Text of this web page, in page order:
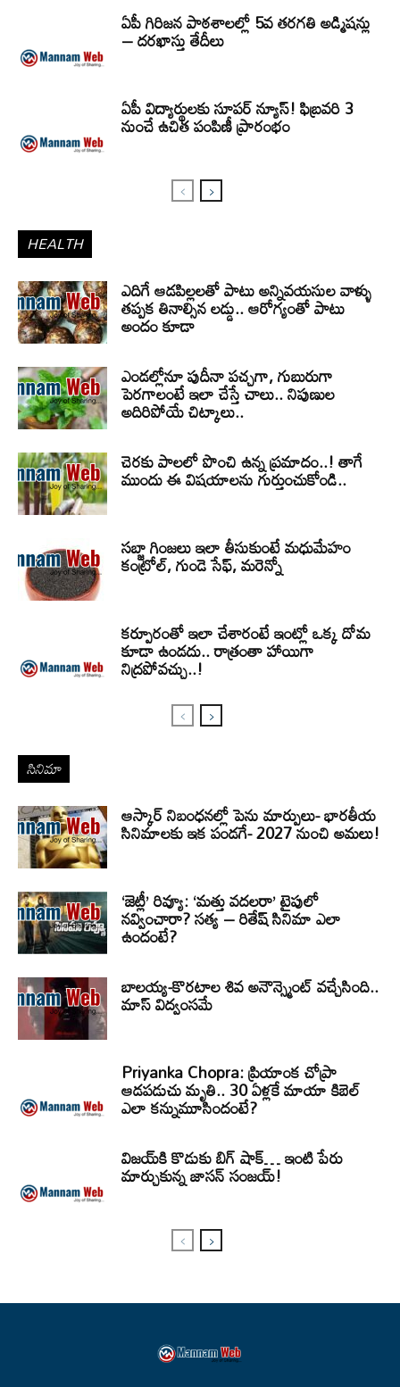
ఏపీ గిరిజన పాఠశాలల్లో 5వ తరగతి అడ్మిషన్లు
– దరఖాస్తు తేదీలు
ఏపీ విద్యార్థులకు సూపర్ న్యూస్! ఫిబ్రవరి 3
నుంచే ఉచిత పంపిణీ ప్రారంభం
HEALTH
ఎదిగే ఆడపిల్లలతో పాటు అన్నివయసుల వాళ్ళు
తప్పక తినాల్సిన లడ్డు.. ఆరోగ్యంతో పాటు
అందం కూడా
ఎండల్లోనూ పుదీనా పచ్చగా, గుబురుగా
పెరగాలంటే ఇలా చేస్తే చాలు.. నిపుణుల
అదిరిపోయే చిట్కాలు..
చెరకు పాలలో పొంచి ఉన్న ప్రమాదం..! తాగే
ముందు ఈ విషయాలను గుర్తుంచుకోండి..
సబ్జా గింజలు ఇలా తీసుకుంటే మధుమేహం
కంట్రోల్, గుండె సేఫ్, మరెన్నో
కర్పూరంతో ఇలా చేశారంటే ఇంట్లో ఒక్క దోమ
కూడా ఉండదు.. రాత్రంతా హాయిగా
నిద్రపోవచ్చు..!
సినిమా
ఆస్కార్ నిబంధనల్లో పెను మార్పులు- భారతీయ
సినిమాలకు ఇక పండగే- 2027 నుంచి అమలు!
‘జెట్లీ’ రివ్యూ: ‘మత్తు వదలరా’ టైపులో
నవ్వించారా? సత్య – రితేష్ సినిమా ఎలా
ఉందంటే?
బాలయ్య-కొరటాల శివ అనౌన్స్మెంట్ వచ్చేసింది..
మాస్ విద్వంసమే
Priyanka Chopra: ప్రియాంక చోప్రా
ఆడపడుచు మృతి.. 30 ఏళ్లకే మాయా కిబెల్
ఎలా కన్నుమూసిందంటే?
విజయ్‌కి కొడుకు బిగ్ షాక్… ఇంటి పేరు
మార్చుకున్న జాసన్ సంజయ్!